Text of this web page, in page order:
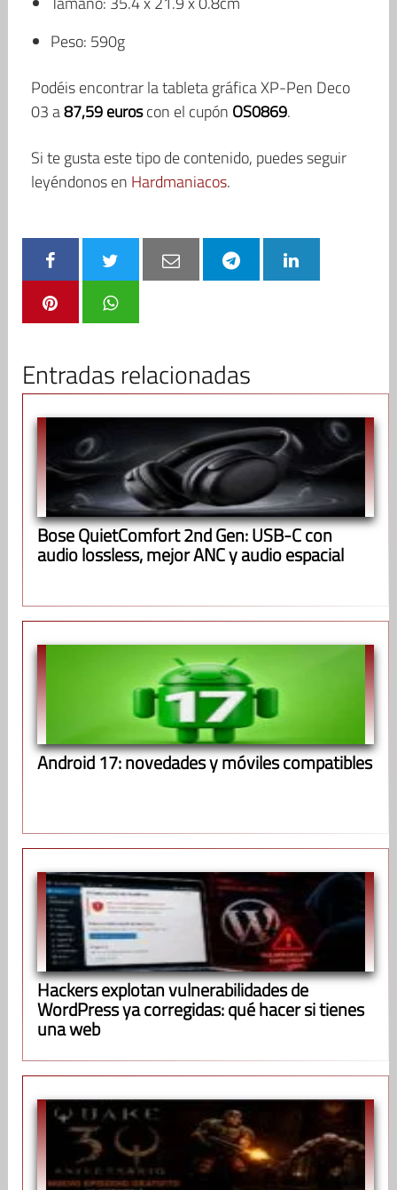
Peso: 590g
Podéis encontrar la tableta gráfica XP-Pen Deco
03 a87,59 euroscon el cupón OS0869.
Si te gusta este tipo de contenido, puedes seguir
leyéndonos en Hardmaniacos.
Entradas relacionadas
Bose QuietComfort 2nd Gen: USB-C con
audio lossless, mejor ANC y audio espacial
Android 17: novedades y móviles compatibles
Hackers explotan vulnerabilidades de
WordPress ya corregidas: qué hacer si tienes
una web